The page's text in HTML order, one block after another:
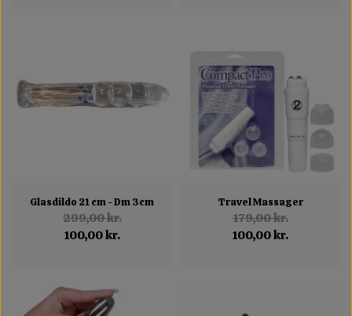
Glasdildo 21 cm - Dm 3cm
299,00 kr.
100,00 kr.
Travel Massager
179,00 kr.
100,00 kr.